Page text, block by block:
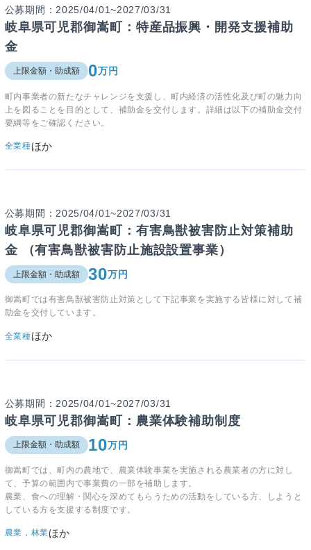
公募期間：2025/04/01~2027/03/31
岐阜県可児郡御嵩町：特産品振興・開発支援補助
金
上限金額・助成額 0万円
町内事業者の新たなチャレンジを支援し、町内経済の活性化及び町の魅力向
上を図ることを目的として、補助金を交付します。詳細は以下の補助金交付
要綱等をご確認ください。
全業種ほか
公募期間：2025/04/01~2027/03/31
岐阜県可児郡御嵩町：有害鳥獣被害防止対策補助
金 （有害鳥獣被害防止施設設置事業）
上限金額・助成額 30万円
御嵩町では有害鳥獣被害防止対策として下記事業を実施する皆様に対して補
助金を交付しています。
全業種ほか
公募期間：2025/04/01~2027/03/31
岐阜県可児郡御嵩町：農業体験補助制度
上限金額・助成額 10万円
御嵩町では、町内の農地で、農業体験事業を実施される農業者の方に対し
て、予算の範囲内で事業費の一部を補助します。
農業、食への理解・関心を深めてもらうための活動をしている方、しようと
している方を支援する制度です。
農業，林業ほか